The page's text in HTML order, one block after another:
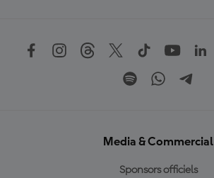
Media & Commercial
Sponsors officiels